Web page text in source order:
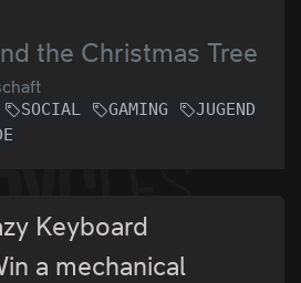
the Christmas Tree
SOCIAL GAMING
JUGEND
Keyboard
a mechanical